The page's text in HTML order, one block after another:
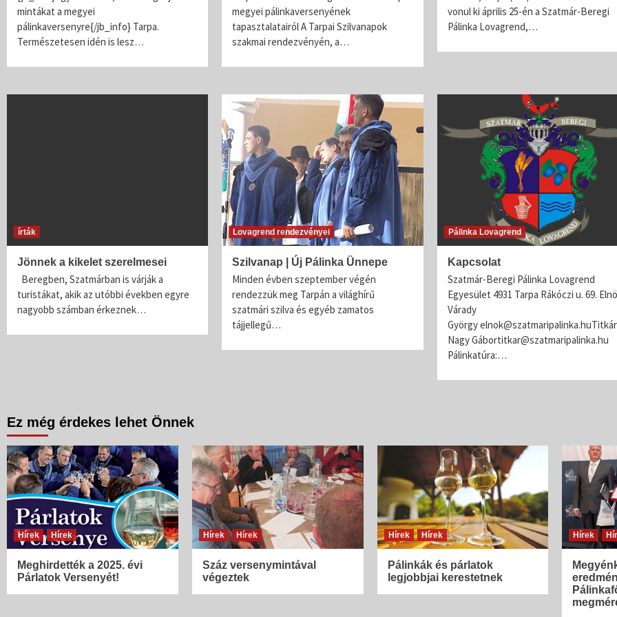
mintákat a megyei
pálinkaversenyre{/jb_info} Tarpa.
Természetesen idén is lesz…
megyei pálinkaversenyének
tapasztalatairól A Tarpai Szilvanapok
szakmai rendezvényén, a…
vonul ki április 25-én a Szatmár-Beregi
Pálinka Lovagrend,…
írták
Jönnek a kikelet szerelmesei
Beregben, Szatmárban is várják a
turistákat, akik az utóbbi években egyre
nagyobb számban érkeznek…
Lovagrend rendezvényei
Szilvanap | Új Pálinka Ünnepe
Minden évben szeptember végén
rendezzük meg Tarpán a világhírű
szatmári szilva és egyéb zamatos
tájjellegű…
Pálinka Lovagrend
Kapcsolat
Szatmár-Beregi Pálinka Lovagrend
Egyesület 4931 Tarpa Rákóczi u. 69.
Várady
György
Nagy Gábortitkar@szatmaripalinka.hu
Pálinkatúra:…
Ez még érdekes lehet Önnek
Hírek Hírek
Meghirdették a 2025. évi
Párlatok Versenyét!
Hírek Hírek
Száz versenymintával
végeztek
Hírek Hírek
Pálinkák és párlatok
legjobbjai kerestetnek
Hírek